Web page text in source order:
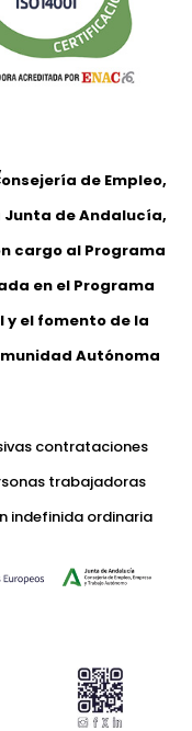
de Empleo,
Junta de Andalucía,
cargo al Programa
en el Programa
el fomento de la
Autónoma
contrataciones
trabajadoras
indefinida ordinaria